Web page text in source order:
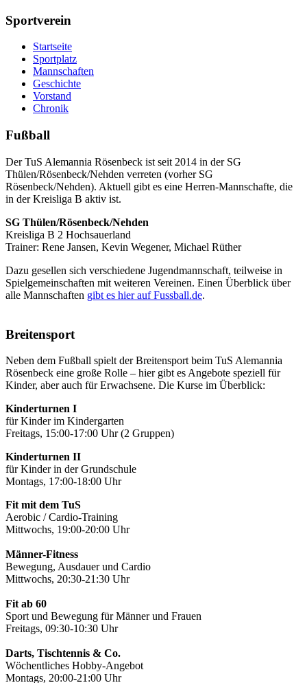
Sportverein
Startseite
Sportplatz
Mannschaften
Geschichte
Vorstand
Chronik
Fußball
Der TuS Alemannia Rösenbeck ist seit 2014 in der SG
Thülen/Rösenbeck/Nehden verreten (vorher SG
Rösenbeck/Nehden). Aktuell gibt es eine Herren-Mannschafte, die
in der Kreisliga B aktiv ist.
SG Thülen/Rösenbeck/Nehden
Kreisliga B 2 Hochsauerland
Trainer: Rene Jansen, Kevin Wegener, Michael Rüther
Dazu gesellen sich verschiedene Jugendmannschaft, teilweise in
Spielgemeinschaften mit weiteren Vereinen. Einen Überblick über
alle Mannschaften gibt es hier auf Fussball.de.
Breitensport
Neben dem Fußball spielt der Breitensport beim TuS Alemannia
Rösenbeck eine große Rolle – hier gibt es Angebote speziell für
Kinder, aber auch für Erwachsene. Die Kurse im Überblick:
Kinderturnen I
für Kinder im Kindergarten
Freitags, 15:00-17:00 Uhr (2 Gruppen)
Kinderturnen II
für Kinder in der Grundschule
Montags, 17:00-18:00 Uhr
Fit mit dem TuS
Aerobic / Cardio-Training
Mittwochs, 19:00-20:00 Uhr
Männer-Fitness
Bewegung, Ausdauer und Cardio
Mittwochs, 20:30-21:30 Uhr
Fit ab 60
Sport und Bewegung für Männer und Frauen
Freitags, 09:30-10:30 Uhr
Darts, Tischtennis & Co.
Wöchentliches Hobby-Angebot
Montags, 20:00-21:00 Uhr